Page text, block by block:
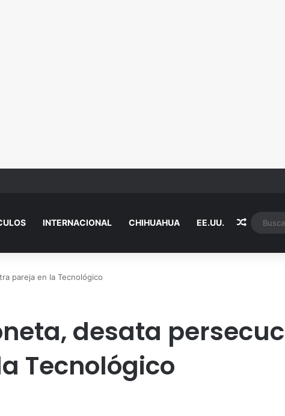
INTERNACIONAL CHIHUAHUA EE.UU. Random
pareja en la Tecnológico
desata
Tecnológico